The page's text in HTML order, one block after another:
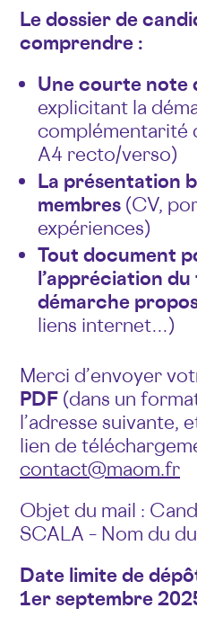
Le dossier de
comprendre :
Une courte note
explicitant la
complémentarité
A4 recto/verso)
La présentation
membres (CV,
expériences)
Tout document
l’appréciation
démarche
liens internet…)
Merci d’envoyer
PDF (dans un
l’adresse suivante,
lien de
contact@maom.fr
Objet du mail :
SCALA – Nom du
Date limite de
1er septembre